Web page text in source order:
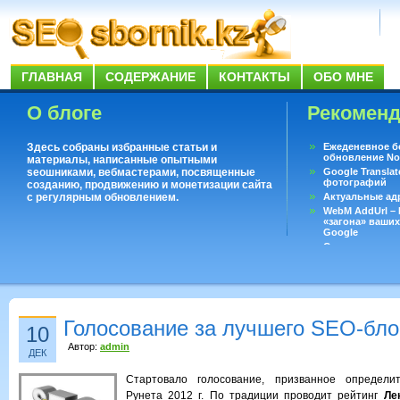
ГЛАВНАЯ СОДЕРЖАНИЕ КОНТАКТЫ ОБО МНЕ
О блоге
Здесь собраны избранные статьи и
материалы, написанные опытными
seoшниками, вебмастерами, посвященные
созданию, продвижению и монетизации сайта
с регулярным обновлением.
Ежеденевное
обновление
Google
фотографий
Актуальные
WebM AddUrl
«загона»
Google
Существует
10
ДЕК
Голосование за лучшего SEO-
Автор: admin
Стартовало голосование, призванное
Рунета 2012 г. По традиции проводит рейтинг